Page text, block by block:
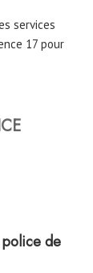
services
17 pour
de